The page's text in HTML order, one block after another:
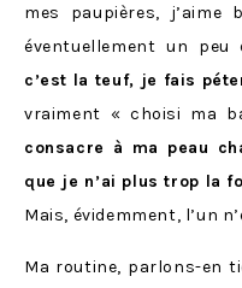
mes paupières, j’aime
éventuellement un peu
c’est la teuf, je fais
vraiment « choisi ma
consacre à ma peau
que je n’ai plus trop la
Mais, évidemment, l’un
Ma routine, parlons-en